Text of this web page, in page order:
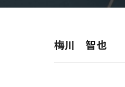
梅川 智也